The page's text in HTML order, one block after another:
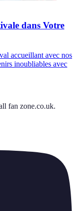
dans Votre
accueillant avec nos
inoubliables avec
fan zone.co.uk.